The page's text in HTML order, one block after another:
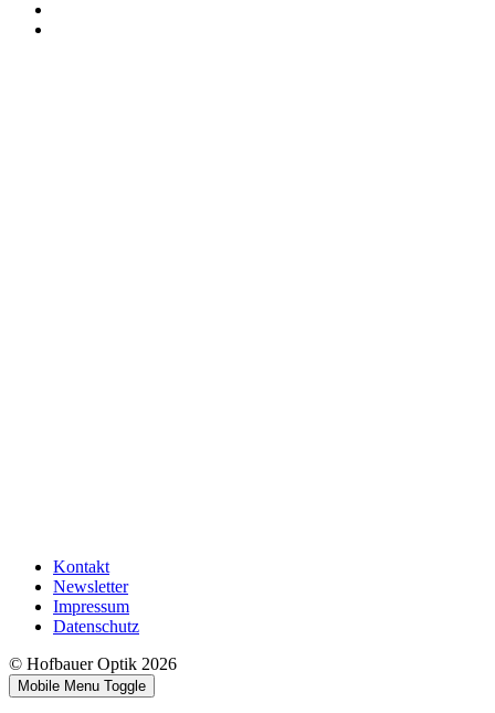
Kontakt
Newsletter
Impressum
Datenschutz
© Hofbauer Optik 2026
Mobile Menu Toggle